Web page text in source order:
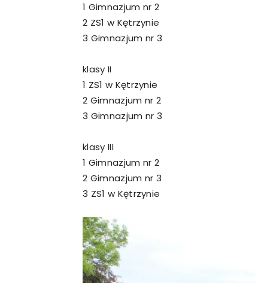
1 Gimnazjum nr 2
2 ZS1 w Kętrzynie
3 Gimnazjum nr 3
klasy II
1 ZS1 w Kętrzynie
2 Gimnazjum nr 2
3 Gimnazjum nr 3
klasy III
1 Gimnazjum nr 2
2 Gimnazjum nr 3
3 ZS1 w Kętrzynie